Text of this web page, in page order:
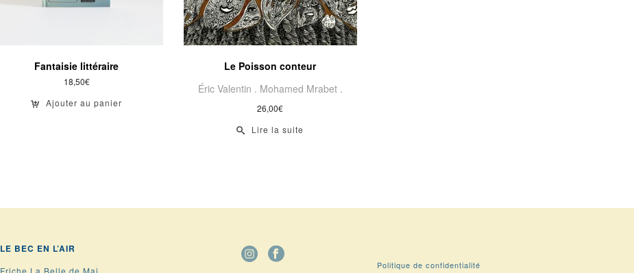
Fantaisie littéraire
18,50€
Ajouter au panier
Le Poisson conteur
Éric Valentin . Mohamed Mrabet .
26,00€
Lire la suite
LE BEC EN L’AIR
Friche La Belle de Mai Politique de confidentialité